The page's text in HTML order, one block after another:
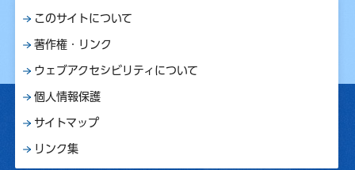
このサイトについて
著作権・リンク
ウェブアクセシビリティについて
個人情報保護
サイトマップ
リンク集